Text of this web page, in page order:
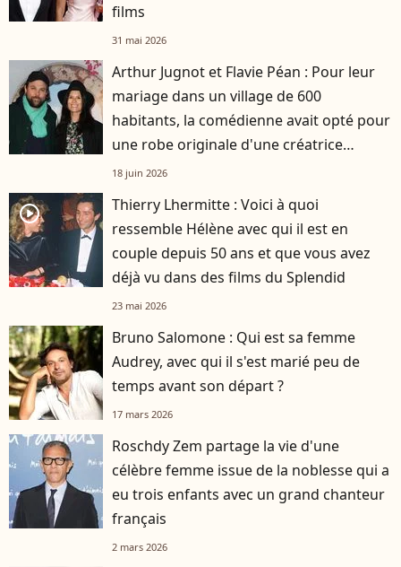
films
31 mai 2026
Arthur Jugnot et Flavie Péan : Pour leur
mariage dans un village de 600
habitants, la comédienne avait opté pour
une robe originale d'une créatrice
française
18 juin 2026
player2
Thierry Lhermitte : Voici à quoi
ressemble Hélène avec qui il est en
couple depuis 50 ans et que vous avez
déjà vu dans des films du Splendid
23 mai 2026
Bruno Salomone : Qui est sa femme
Audrey, avec qui il s'est marié peu de
temps avant son départ ?
17 mars 2026
Roschdy Zem partage la vie d'une
célèbre femme issue de la noblesse qui a
eu trois enfants avec un grand chanteur
français
2 mars 2026